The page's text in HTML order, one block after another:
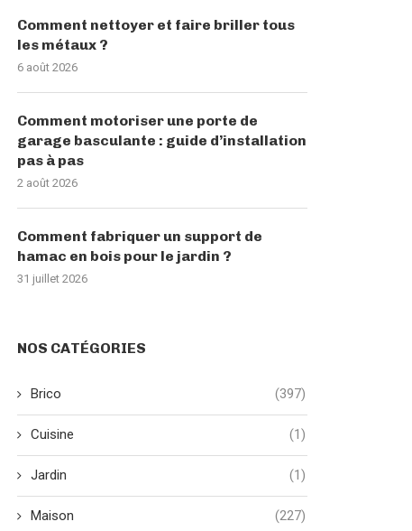
Comment nettoyer et faire briller tous
les métaux ?
6 août 2026
Comment motoriser une porte de
garage basculante : guide d’installation
pas à pas
2 août 2026
Comment fabriquer un support de
hamac en bois pour le jardin ?
31 juillet 2026
NOS CATÉGORIES
Brico (397)
Cuisine (1)
Jardin (1)
Maison (227)